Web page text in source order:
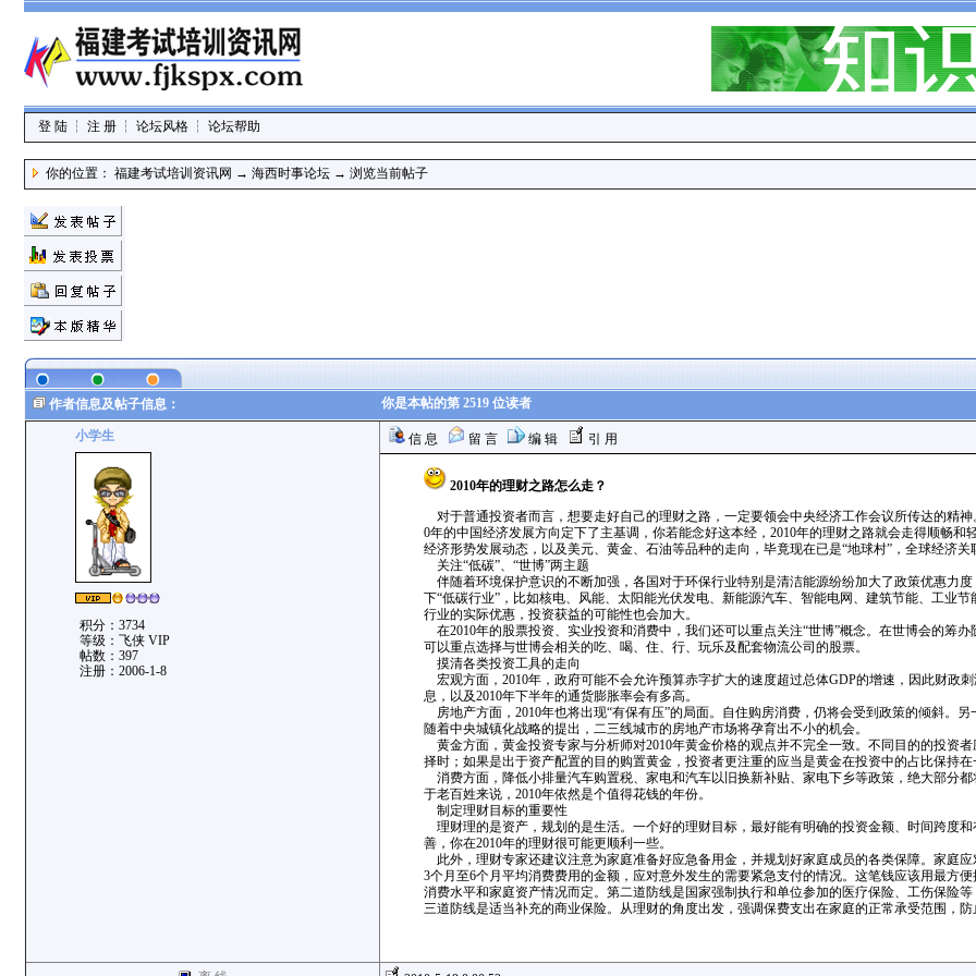
登 陆┆ 注 册┆ 论坛风格┆ 论坛帮助
你的位置： 福建考试培训资讯网 → 海西时事论坛→ 浏览当前帖子
作者信息及帖子信息： 你是本帖的第 2519 位读者
小学生
积分：3734
等级：飞侠 VIP
帖数：397
注册：2006-1-8
信 息 留 言 编 辑 引 用
2010年的理财之路怎么走？
对于普通投资者而言，想要走好自己的理财之路，一定要领会中央经济工作会议所传达的精
0年的中国经济发展方向定下了主基调，你若能念好这本经，2010年的理财之路就会走得顺畅
经济形势发展动态，以及美元、黄金、石油等品种的走向，毕竟现在已是“地球村”，全球经济
关注“低碳”、“世博”两主题
伴随着环境保护意识的不断加强，各国对于环保行业特别是清洁能源纷纷加大了政策优惠力
下“低碳行业”，比如核电、风能、太阳能光伏发电、新能源汽车、智能电网、建筑节能、工业
行业的实际优惠，投资获益的可能性也会加大。
在2010年的股票投资、实业投资和消费中，我们还可以重点关注“世博”概念。在世博会的筹
可以重点选择与世博会相关的吃、喝、住、行、玩乐及配套物流公司的股票。
摸清各类投资工具的走向
宏观方面，2010年，政府可能不会允许预算赤字扩大的速度超过总体GDP的增速，因此财政
息，以及2010年下半年的通货膨胀率会有多高。
房地产方面，2010年也将出现“有保有压”的局面。自住购房消费，仍将会受到政策的倾斜。
随着中央城镇化战略的提出，二三线城市的房地产市场将孕育出不小的机会。
黄金方面，黄金投资专家与分析师对2010年黄金价格的观点并不完全一致。不同目的的投资
择时；如果是出于资产配置的目的购置黄金，投资者更注重的应当是黄金在投资中的占比保持
消费方面，降低小排量汽车购置税、家电和汽车以旧换新补贴、家电下乡等政策，绝大部分
于老百姓来说，2010年依然是个值得花钱的年份。
制定理财目标的重要性
理财理的是资产，规划的是生活。一个好的理财目标，最好能有明确的投资金额、时间跨度
善，你在2010年的理财很可能更顺利一些。
此外，理财专家还建议注意为家庭准备好应急备用金，并规划好家庭成员的各类保障。家庭
3个月至6个月平均消费费用的金额，应对意外发生的需要紧急支付的情况。这笔钱应该用最方
消费水平和家庭资产情况而定。第二道防线是国家强制执行和单位参加的医疗保险、工伤保险
三道防线是适当补充的商业保险。从理财的角度出发，强调保费支出在家庭的正常承受范围，